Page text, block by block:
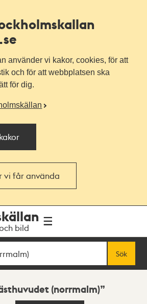
använder vi kakor, cookies, för att
och för att webbplatsen ska
för dig.
vi får använda
bild
Sök
(norrmalm)